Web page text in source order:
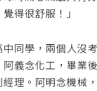
得很舒服！」
同學，兩個人沒
義念化工，畢業
理。阿明念機械